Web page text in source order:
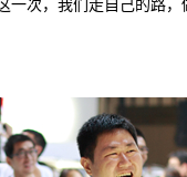
次，我们走自己的路，